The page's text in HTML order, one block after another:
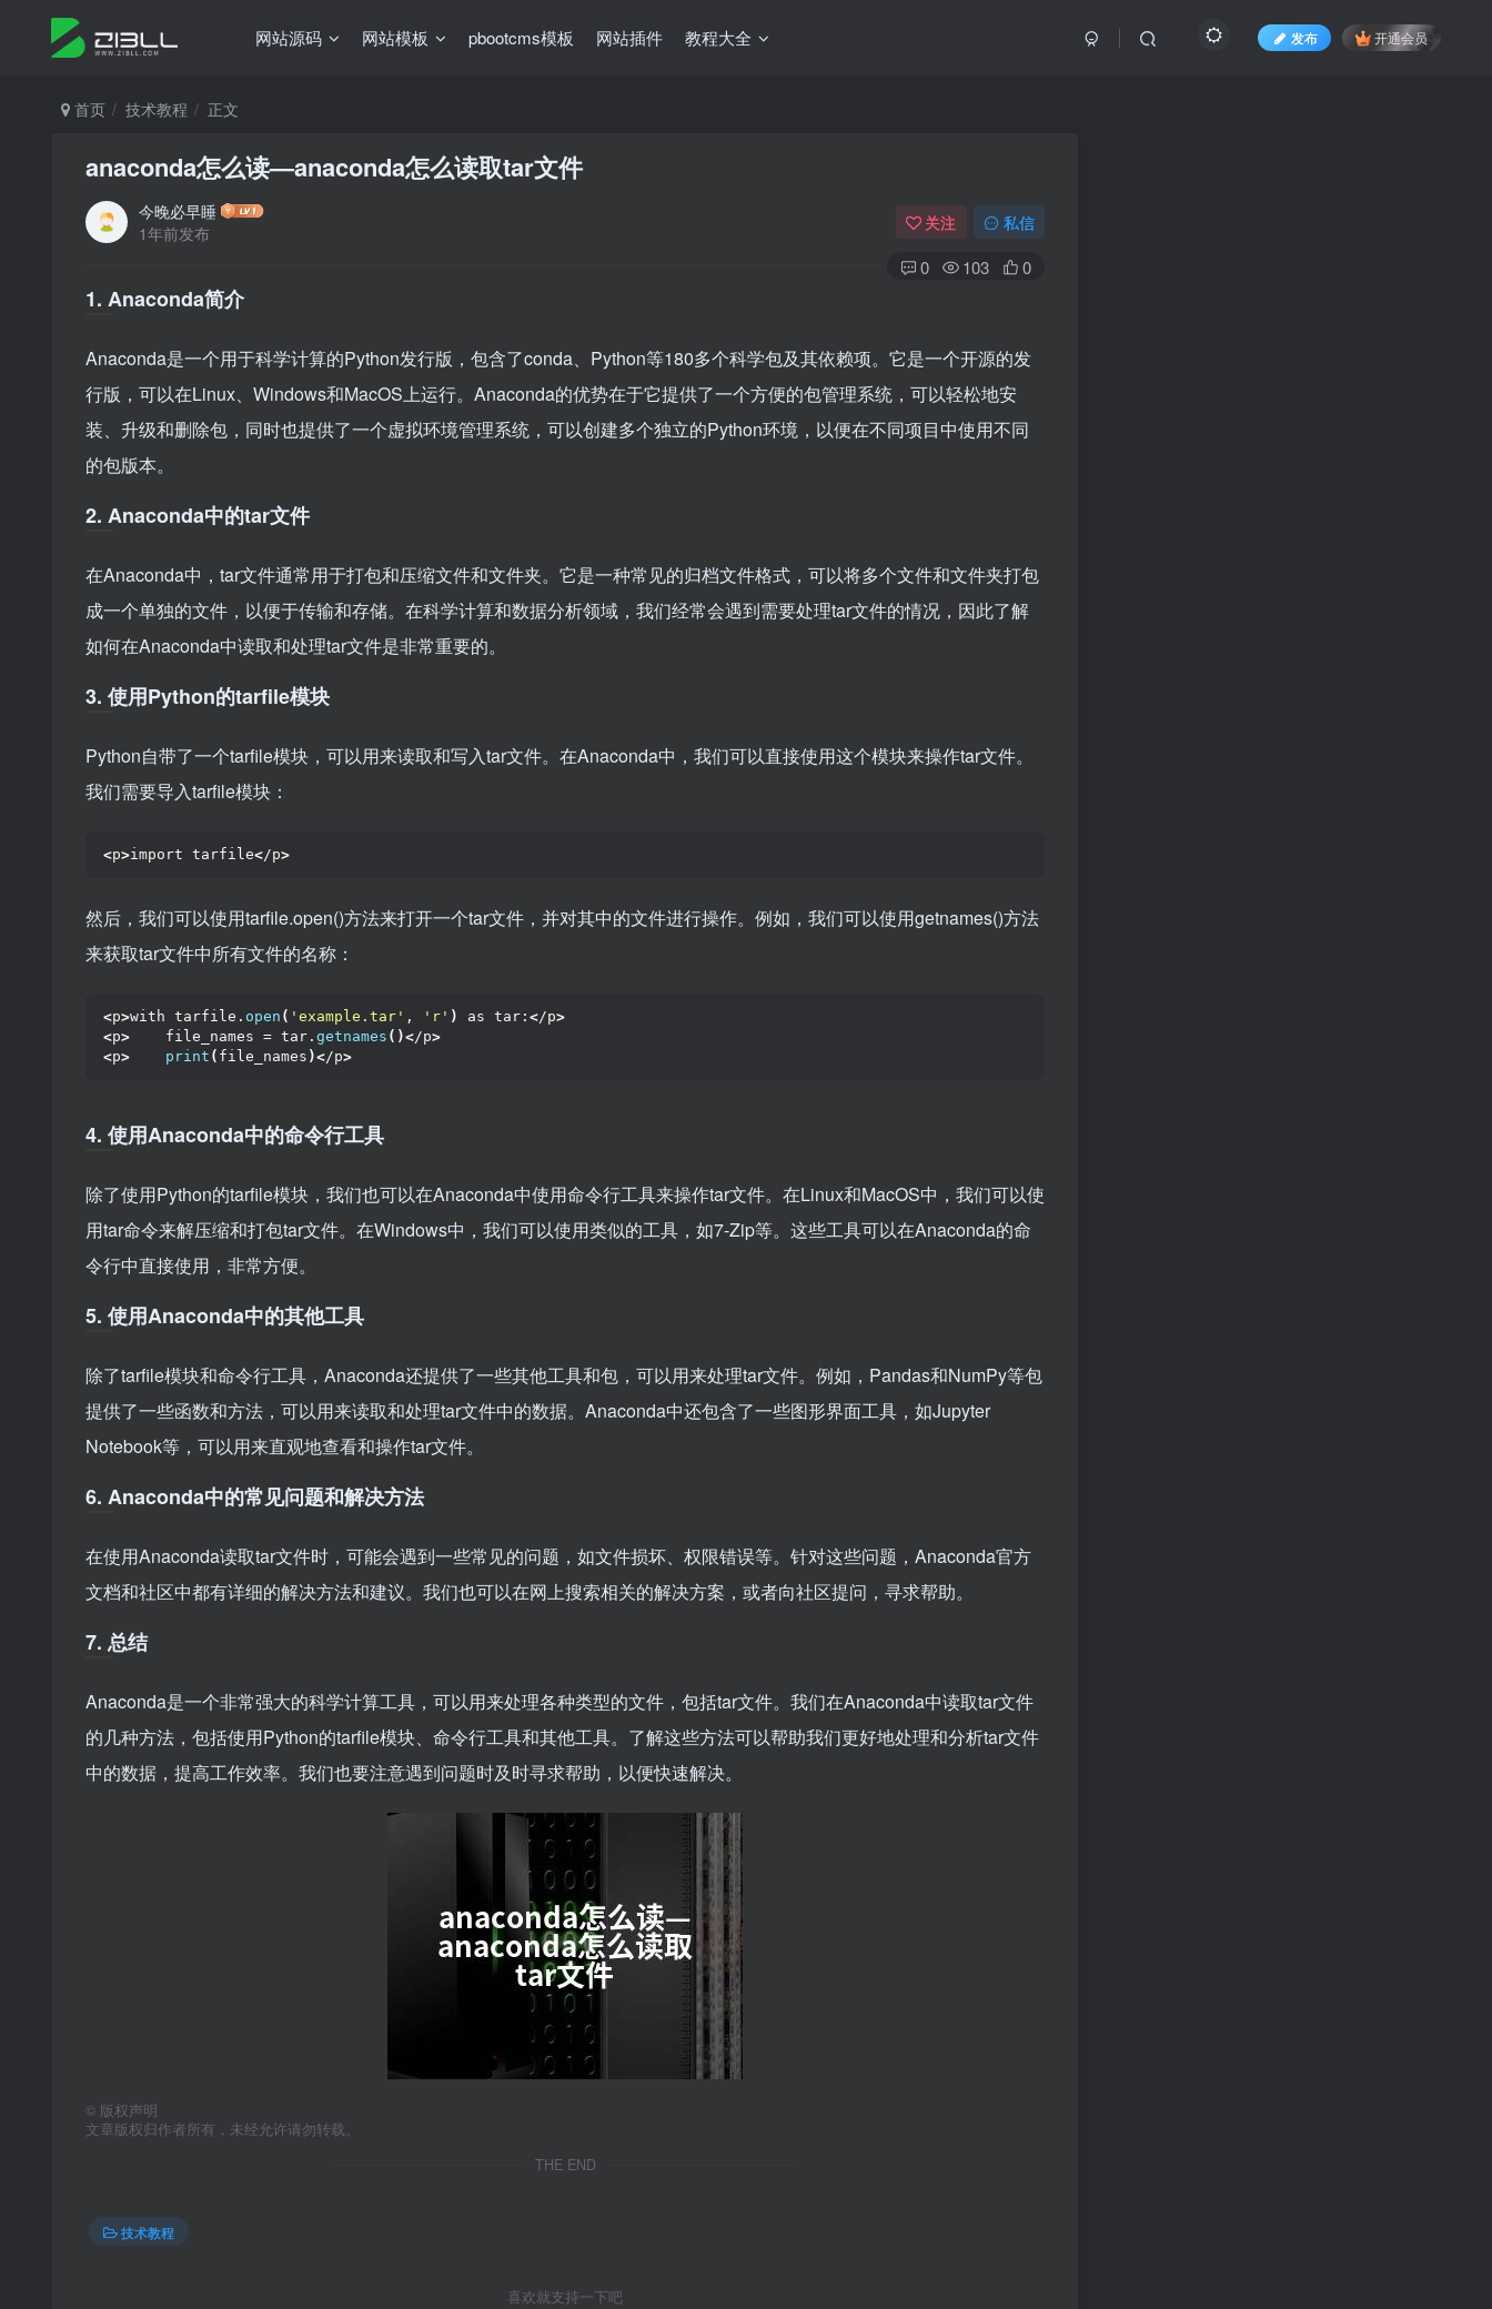
网站源码 网站模板 pbootcms模板 网站插件 教程大全 发布 开通会员
首页 技术教程 正文
anaconda怎么读—anaconda怎么读取tar文件
今晚必早睡
1年前发布
关注 私信
0 103 0
1. Anaconda简介
Anaconda是一个用于科学计算的Python发行版，包含了conda、Python等180多个科学包及其依赖项。它是一个开源的发
行版，可以在Linux、Windows和MacOS上运行。Anaconda的优势在于它提供了一个方便的包管理系统，可以轻松地安
装、升级和删除包，同时也提供了一个虚拟环境管理系统，可以创建多个独立的Python环境，以便在不同项目中使用不同
的包版本。
2. Anaconda中的tar文件
在Anaconda中，tar文件通常用于打包和压缩文件和文件夹。它是一种常见的归档文件格式，可以将多个文件和文件夹打包
成一个单独的文件，以便于传输和存储。在科学计算和数据分析领域，我们经常会遇到需要处理tar文件的情况，因此了解
如何在Anaconda中读取和处理tar文件是非常重要的。
3. 使用Python的tarfile模块
Python自带了一个tarfile模块，可以用来读取和写入tar文件。在Anaconda中，我们可以直接使用这个模块来操作tar文件。
我们需要导入tarfile模块：
<p>import tarfile</p>
然后，我们可以使用tarfile.open()方法来打开一个tar文件，并对其中的文件进行操作。例如，我们可以使用getnames()方法
来获取tar文件中所有文件的名称：
<p>with tarfile. open ( 'example.tar' , 'r' ) as tar: </p>
<p>
    file_names = tar.
getnames ()</p>
<p> print ( file_names )</p>
4. 使用Anaconda中的命令行工具
除了使用Python的tarfile模块，我们也可以在Anaconda中使用命令行工具来操作tar文件。在Linux和MacOS中，我们可以使
用tar命令来解压缩和打包tar文件。在Windows中，我们可以使用类似的工具，如7-Zip等。这些工具可以在Anaconda的命
令行中直接使用，非常方便。
5. 使用Anaconda中的其他工具
除了tarfile模块和命令行工具，Anaconda还提供了一些其他工具和包，可以用来处理tar文件。例如，Pandas和NumPy等包
提供了一些函数和方法，可以用来读取和处理tar文件中的数据。Anaconda中还包含了一些图形界面工具，如Jupyter
Notebook等，可以用来直观地查看和操作tar文件。
6. Anaconda中的常见问题和解决方法
在使用Anaconda读取tar文件时，可能会遇到一些常见的问题，如文件损坏、权限错误等。针对这些问题，Anaconda官方
文档和社区中都有详细的解决方法和建议。我们也可以在网上搜索相关的解决方案，或者向社区提问，寻求帮助。
7. 总结
Anaconda是一个非常强大的科学计算工具，可以用来处理各种类型的文件，包括tar文件。我们在Anaconda中读取tar文件
的几种方法，包括使用Python的tarfile模块、命令行工具和其他工具。了解这些方法可以帮助我们更好地处理和分析tar文件
中的数据，提高工作效率。我们也要注意遇到问题时及时寻求帮助，以便快速解决。
© 版权声明
文章版权归作者所有，未经允许请勿转载。
THE END
技术教程
喜欢就支持一下吧